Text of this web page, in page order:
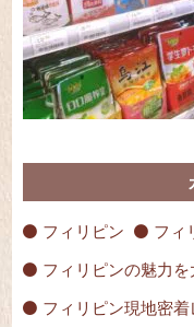
フィリピン フィ
フィリピンの魅力を
フィリピン現地密